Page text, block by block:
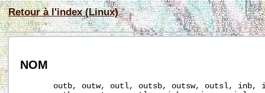
Retour à l'index (Linux)
NOM
outb, outw, outl, outsb, outsw, outsl, inb,